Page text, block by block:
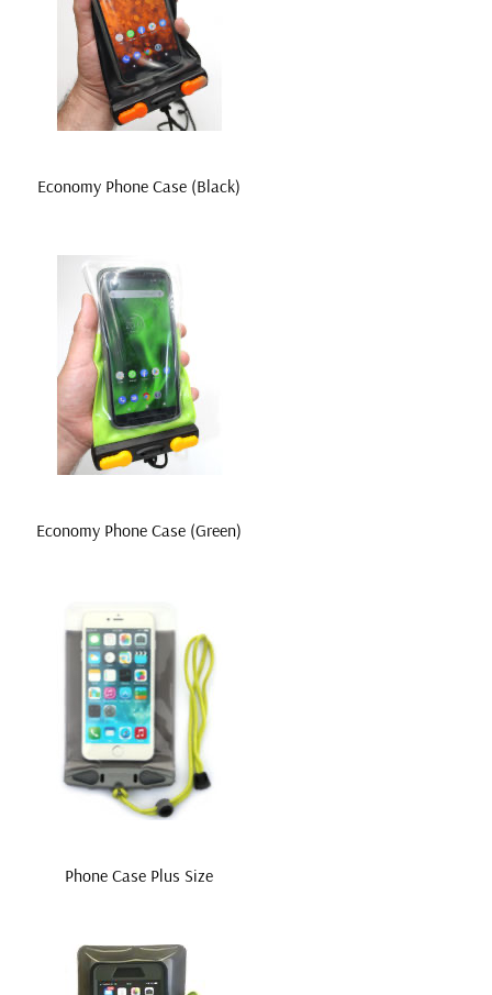
Economy Phone Case (Black)
Economy Phone Case (Green)
Phone Case Plus Size